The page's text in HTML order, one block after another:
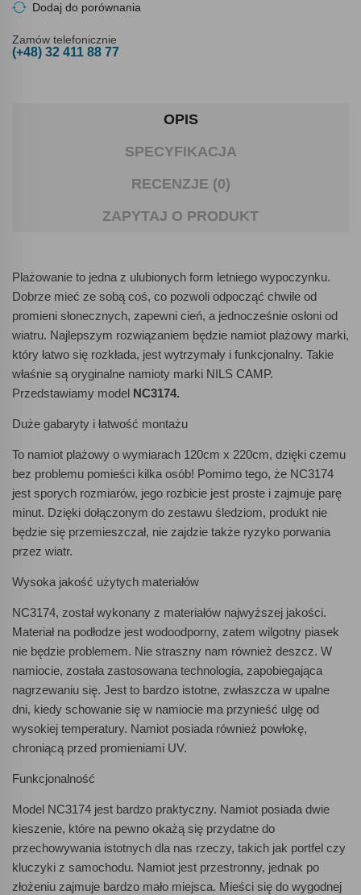
Dodaj do porównania
Zamów telefonicznie
(+48) 32 411 88 77
OPIS
SPECYFIKACJA
RECENZJE (0)
ZAPYTAJ O PRODUKT
Plażowanie to jedna z ulubionych form letniego wypoczynku.
Dobrze mieć ze sobą coś, co pozwoli odpocząć chwile od
promieni słonecznych, zapewni cień, a jednocześnie osłoni od
wiatru. Najlepszym rozwiązaniem będzie namiot plażowy marki,
który łatwo się rozkłada, jest wytrzymały i funkcjonalny. Takie
właśnie są oryginalne namioty marki NILS CAMP.
Przedstawiamy model NC3174.
Duże gabaryty i łatwość montażu
To namiot plażowy o wymiarach 120cm x 220cm, dzięki czemu
bez problemu pomieści kilka osób! Pomimo tego, że NC3174
jest sporych rozmiarów, jego rozbicie jest proste i zajmuje parę
minut. Dzięki dołączonym do zestawu śledziom, produkt nie
będzie się przemieszczał, nie zajdzie także ryzyko porwania
przez wiatr.
Wysoka jakość użytych materiałów
NC3174, został wykonany z materiałów najwyższej jakości.
Materiał na podłodze jest wodoodporny, zatem wilgotny piasek
nie będzie problemem. Nie straszny nam również deszcz. W
namiocie, została zastosowana technologia, zapobiegająca
nagrzewaniu się. Jest to bardzo istotne, zwłaszcza w upalne
dni, kiedy schowanie się w namiocie ma przynieść ulgę od
wysokiej temperatury. Namiot posiada również powłokę,
chroniącą przed promieniami UV.
Funkcjonalność
Model NC3174 jest bardzo praktyczny. Namiot posiada dwie
kieszenie, które na pewno okażą się przydatne do
przechowywania istotnych dla nas rzeczy, takich jak portfel czy
kluczyki z samochodu. Namiot jest przestronny, jednak po
złożeniu zajmuje bardzo mało miejsca. Mieści się do wygodnej